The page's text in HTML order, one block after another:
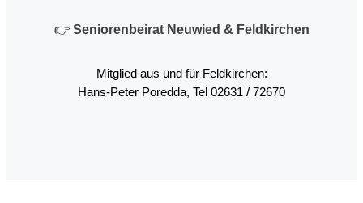
👉 Seniorenbeirat Neuwied & Feldkirchen
Mitglied aus und für Feldkirchen:
Hans-Peter Poredda, Tel 02631 / 72670